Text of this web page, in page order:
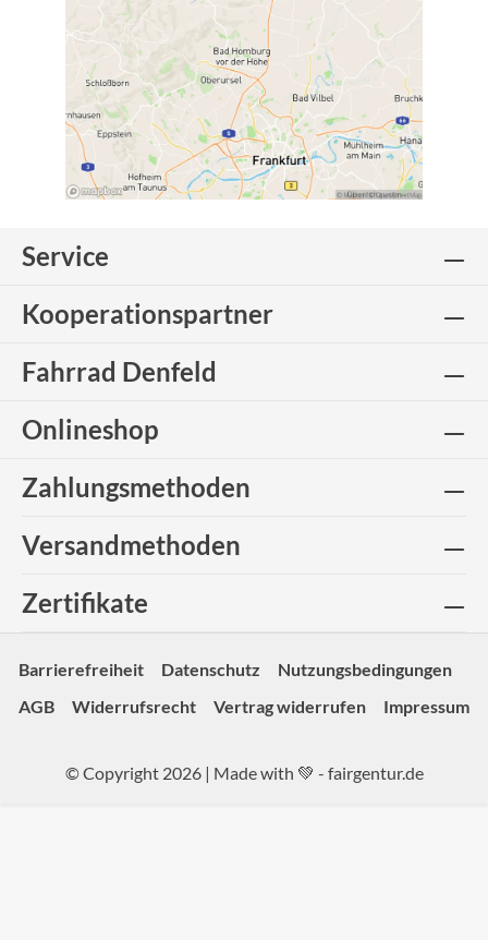
Service
Kooperationspartner
Fahrrad Denfeld
Onlineshop
Zahlungsmethoden
Versandmethoden
Zertifikate
Barrierefreiheit Datenschutz
Nutzungsbedingungen
AGB
Widerrufsrecht Vertrag widerrufen Impressum
© Copyright 2026 | Made with 💚 - fairgentur.de